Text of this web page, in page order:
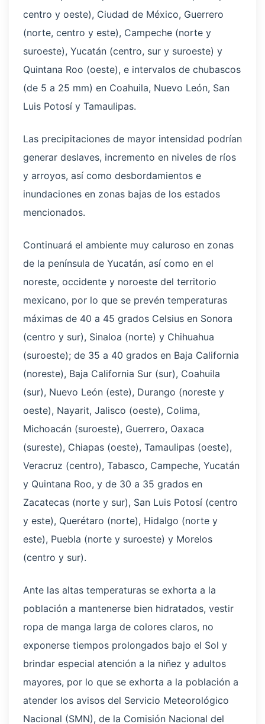
centro y oeste), Ciudad de México, Guerrero
(norte, centro y este), Campeche (norte y
suroeste), Yucatán (centro, sur y suroeste) y
Quintana Roo (oeste), e intervalos de chubascos
(de 5 a 25 mm) en Coahuila, Nuevo León, San
Luis Potosí y Tamaulipas.
Las precipitaciones de mayor intensidad podrían
generar deslaves, incremento en niveles de ríos
y arroyos, así como desbordamientos e
inundaciones en zonas bajas de los estados
mencionados.
Continuará el ambiente muy caluroso en zonas
de la península de Yucatán, así como en el
noreste, occidente y noroeste del territorio
mexicano, por lo que se prevén temperaturas
máximas de 40 a 45 grados Celsius en Sonora
(centro y sur), Sinaloa (norte) y Chihuahua
(suroeste); de 35 a 40 grados en Baja California
(noreste), Baja California Sur (sur), Coahuila
(sur), Nuevo León (este), Durango (noreste y
oeste), Nayarit, Jalisco (oeste), Colima,
Michoacán (suroeste), Guerrero, Oaxaca
(sureste), Chiapas (oeste), Tamaulipas (oeste),
Veracruz (centro), Tabasco, Campeche, Yucatán
y Quintana Roo, y de 30 a 35 grados en
Zacatecas (norte y sur), San Luis Potosí (centro
y este), Querétaro (norte), Hidalgo (norte y
este), Puebla (norte y suroeste) y Morelos
(centro y sur).
Ante las altas temperaturas se exhorta a la
población a mantenerse bien hidratados, vestir
ropa de manga larga de colores claros, no
exponerse tiempos prolongados bajo el Sol y
brindar especial atención a la niñez y adultos
mayores, por lo que se exhorta a la población a
atender los avisos del Servicio Meteorológico
Nacional (SMN), de la Comisión Nacional del